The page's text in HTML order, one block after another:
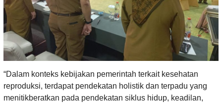
“Dalam konteks kebijakan pemerintah terkait kesehatan
reproduksi, terdapat pendekatan holistik dan terpadu yang
menitikberatkan pada pendekatan siklus hidup, keadilan,